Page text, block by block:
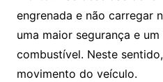
engrenada e não carregar
uma maior segurança e
combustível. Neste
movimento do veículo.